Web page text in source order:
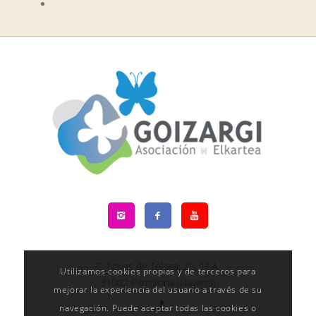
C. Navas de Tolosa, 25, 1º A,
Utilizamos cookies propias y de terceros para
mejorar la experiencia del usuario a través de su
navegación. Puede aceptar todas las cookies o